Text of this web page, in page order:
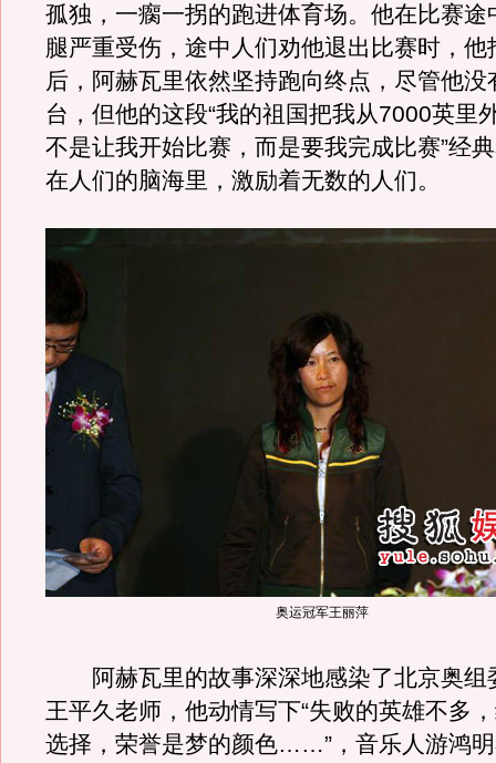
孤独，一瘸一拐的跑进体育场。他在比赛途
腿严重受伤，途中人们劝他退出比赛时，他
后，阿赫瓦里依然坚持跑向终点，尽管他没
台，但他的这段“我的祖国把我从7000英里
不是让我开始比赛，而是要我完成比赛”经
在人们的脑海里，激励着无数的人们。
奥运冠军王丽萍
阿赫瓦里的故事深深地感染了北京奥组
王平久老师，他动情写下“失败的英雄不多
选择，荣誉是梦的颜色……”，音乐人游鸿